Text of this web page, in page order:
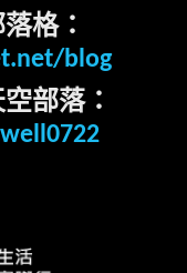
格：
blog
部落：